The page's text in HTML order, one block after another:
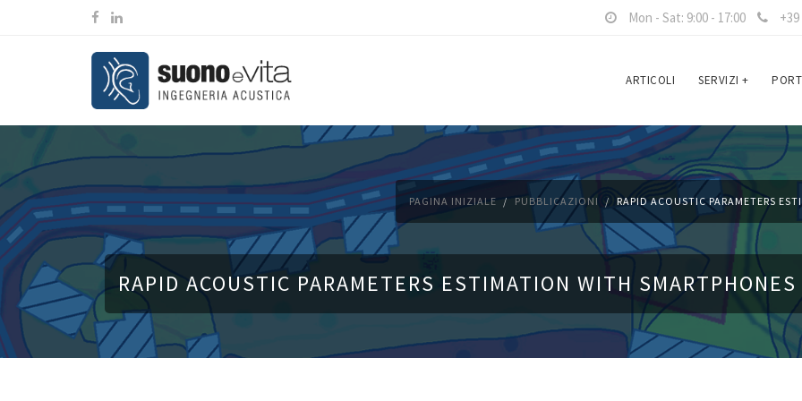
Mon - Sat: 9:00 - 17:00
ARTICOLI SERVIZI +
RAPID ACOUSTIC PARAMETERS ESTIMATION WITH
PAGINA INIZIALE PUBBLICAZIONI RAPID ACOUSTIC PARAMETERS